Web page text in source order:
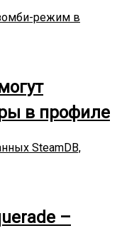
зомби-режим в
в профиле
SteamDB,
–